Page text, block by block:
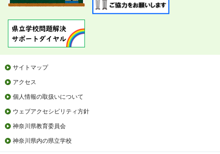
サイトマップ
アクセス
個人情報の取扱いについて
ウェブアクセシビリティ方針
神奈川県教育委員会
神奈川県内の県立学校